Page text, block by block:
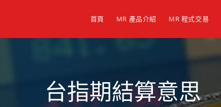
首頁 MR 產品介紹 MR 程式交易
台指期結算意思